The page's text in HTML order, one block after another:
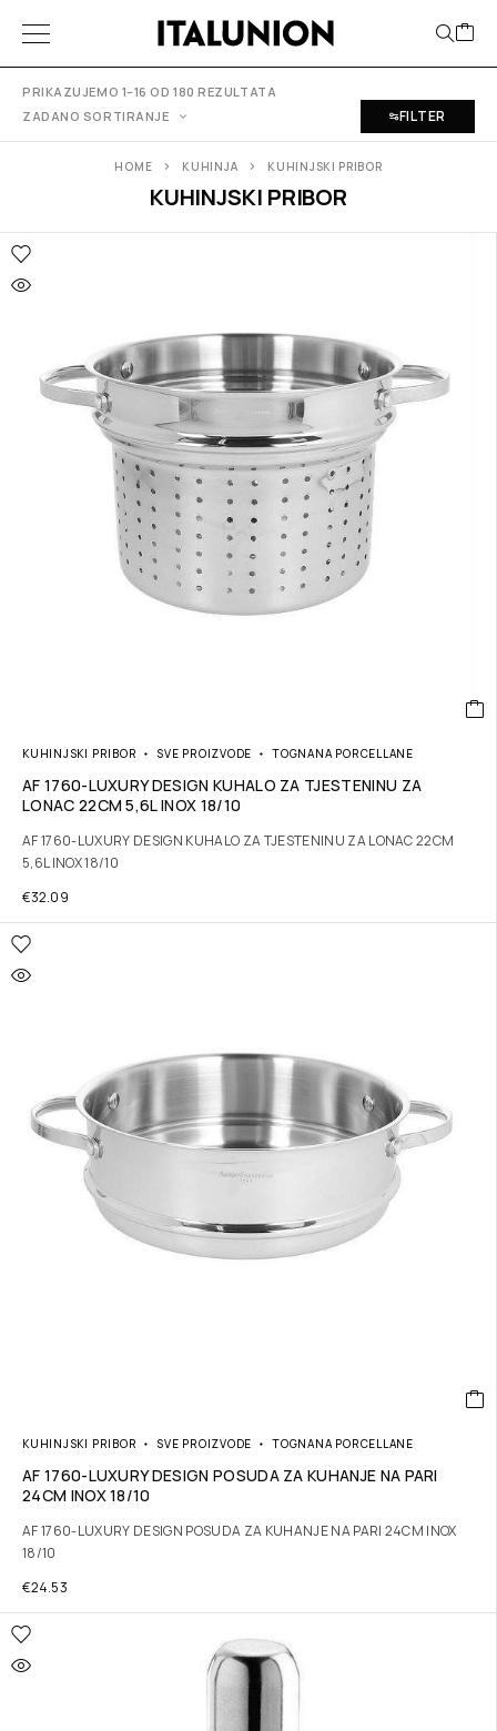
PRIKAZUJEMO 1–16 OD 180 REZULTATA
ZADANO SORTIRANJE
FILTER
KUHINJSKI PRIBOR
HOME KUHINJA KUHINJSKI PRIBOR
KUHINJSKI PRIBOR SVE PROIZVODE TOGNANA PORCELLANE
AF 1760-LUXURY DESIGN KUHALO ZA TJESTENINU ZA
LONAC 22CM 5,6L INOX 18/10
AF 1760-LUXURY DESIGN KUHALO ZA TJESTENINU ZA LONAC 22CM
5,6L INOX 18/10
€32.09
KUHINJSKI PRIBOR SVE PROIZVODE TOGNANA PORCELLANE
AF 1760-LUXURY DESIGN POSUDA ZA KUHANJE NA PARI
24CM INOX 18/10
AF 1760-LUXURY DESIGN POSUDA ZA KUHANJE NA PARI 24CM INOX
18/10
€24.53